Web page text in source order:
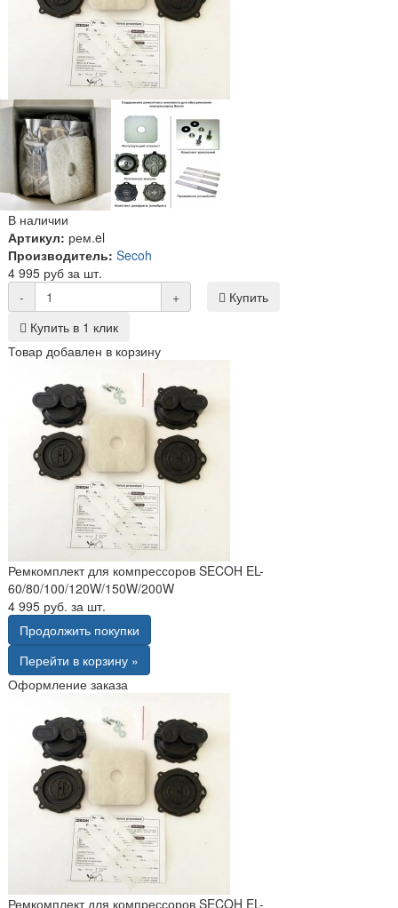
В наличии
Артикул: рем.el
Производитель: Secoh
4 995 руб за шт.
-
+
Купить
Купить в 1 клик
Товар добавлен в корзину
Ремкомплект для компрессоров SECOH EL-
60/80/100/120W/150W/200W
4 995 руб. за шт.
Продолжить покупки
Перейти в корзину »
Оформление заказа
Ремкомплект для компрессоров SECOH EL-